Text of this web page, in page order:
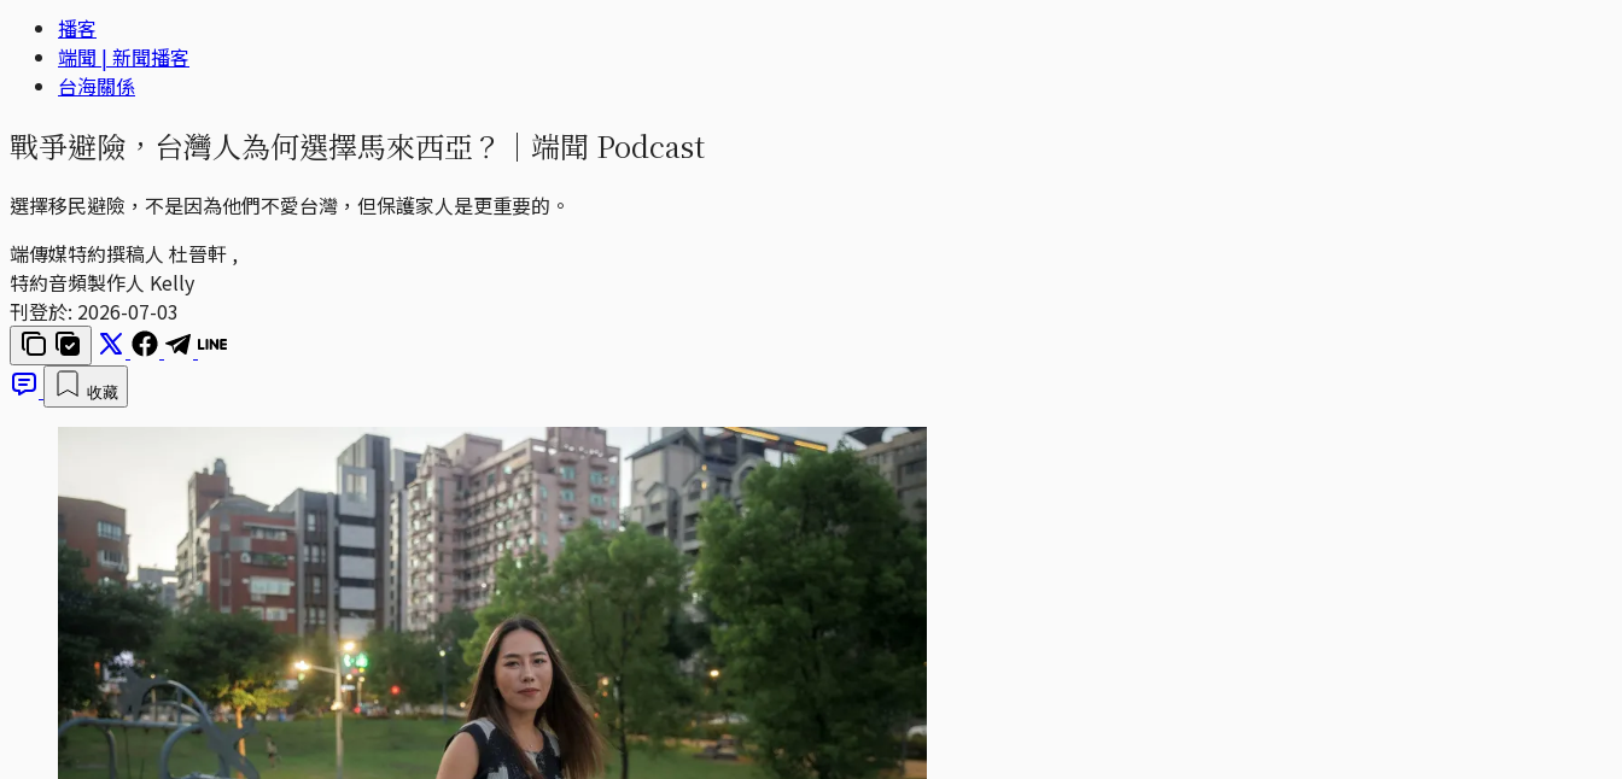
播客
端聞 | 新聞播客
台海關係
戰爭避險，台灣人為何選擇馬來西亞？｜端聞 Podcast
選擇移民避險，不是因為他們不愛台灣，但保護家人是更重要的。
端傳媒特約撰稿人 杜晉軒 ,
特約音頻製作人 Kelly
刊登於: 2026-07-03
收藏